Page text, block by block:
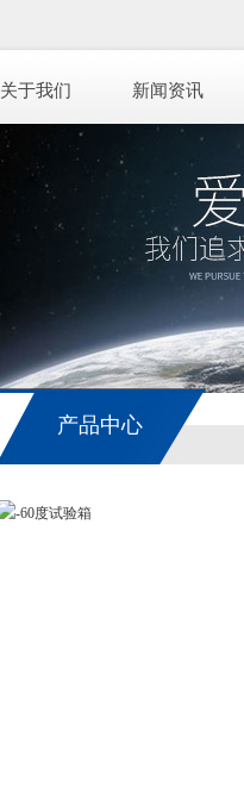
关于我们 新闻资讯
产品中心